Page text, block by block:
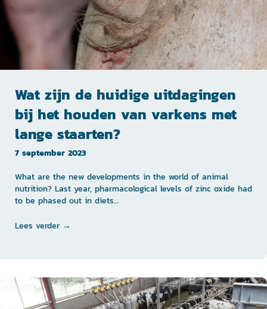
Wat zijn de huidige uitdagingen
bij het houden van varkens met
lange staarten?
7 september 2023
What are the new developments in the world of animal
nutrition? Last year, pharmacological levels of zinc oxide had
to be phased out in diets…
Lees verder →